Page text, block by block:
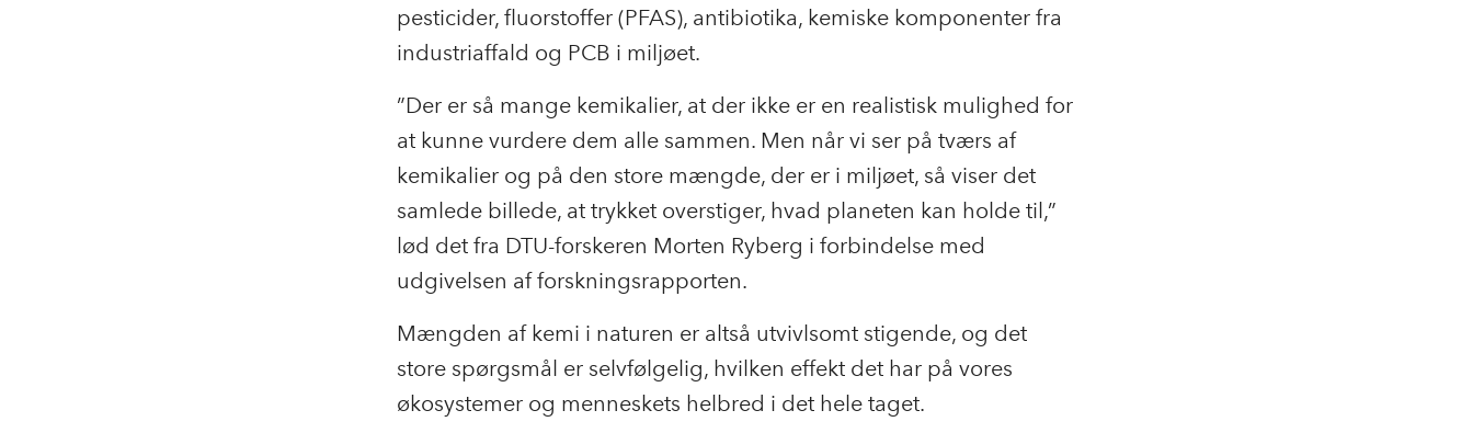
pesticider, fluorstoffer (PFAS), antibiotika, kemiske komponenter fra
industriaffald og PCB i miljøet.
”Der er så mange kemikalier, at der ikke er en realistisk mulighed for
at kunne vurdere dem alle sammen. Men når vi ser på tværs af
kemikalier og på den store mængde, der er i miljøet, så viser det
samlede billede, at trykket overstiger, hvad planeten kan holde til,”
lød det fra DTU-forskeren Morten Ryberg i forbindelse med
udgivelsen af forskningsrapporten.
Mængden af kemi i naturen er altså utvivlsomt stigende, og det
store spørgsmål er selvfølgelig, hvilken effekt det har på vores
økosystemer og menneskets helbred i det hele taget.